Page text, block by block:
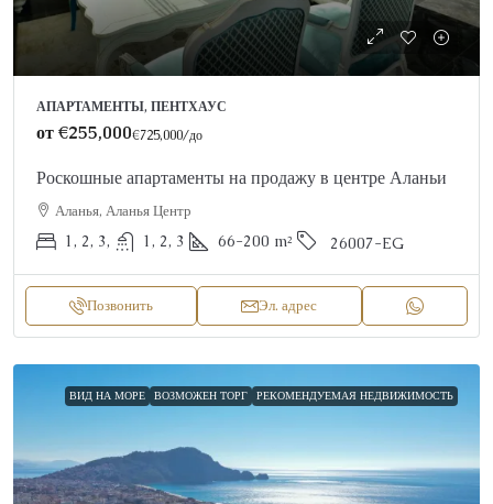
АПАРТАМЕНТЫ, ПЕНТХАУС
от€255,000€725,000/до
Роскошные апартаменты на продажу в центре Аланьи
Аланья, Аланья Центр
1, 2, 3, 1, 2, 3 66-200 m² 26007-EG
Позвонить Эл. адрес
ВИД НА МОРЕ ВОЗМОЖЕН ТОРГ РЕКОМЕНДУЕМАЯ НЕДВИЖИМОСТЬ